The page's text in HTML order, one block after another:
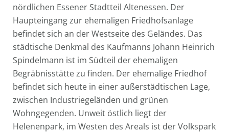
nördlichen Essener Stadtteil Altenessen. Der
Haupteingang zur ehemaligen Friedhofsanlage
befindet sich an der Westseite des Geländes. Das
städtische Denkmal des Kaufmanns Johann Heinrich
Spindelmann ist im Südteil der ehemaligen
Begräbnisstätte zu finden. Der ehemalige Friedhof
befindet sich heute in einer außerstädtischen Lage,
zwischen Industriegeländen und grünen
Wohngegenden. Unweit östlich liegt der
Helenenpark, im Westen des Areals ist der Volkspark